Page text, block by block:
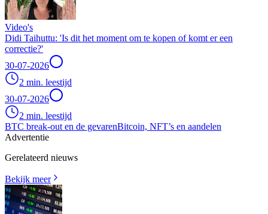
Video's
Didi Taihuttu: 'Is dit het moment om te kopen of komt er een
correctie?'
30-07-2026
2 min. leestijd
30-07-2026
2 min. leestijd
BTC break-out en de gevarenBitcoin, NFT’s en aandelen
Advertentie
Gerelateerd nieuws
Bekijk meer